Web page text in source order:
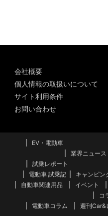
会社概要
個人情報の取扱いについて
サイト利用条件
お問い合わせ
EV・電動車
業界ニュース
試乗レポート
電動車 試乗記
キャンピン
自動車関連用品
イベント
コ
電動車コラム
週刊Car&